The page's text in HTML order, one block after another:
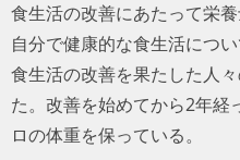
食生活の改善にあたって栄
自分で健康的な食生活につ
食生活の改善を果たした人
た。改善を始めてから2年経
ロの体重を保っている。